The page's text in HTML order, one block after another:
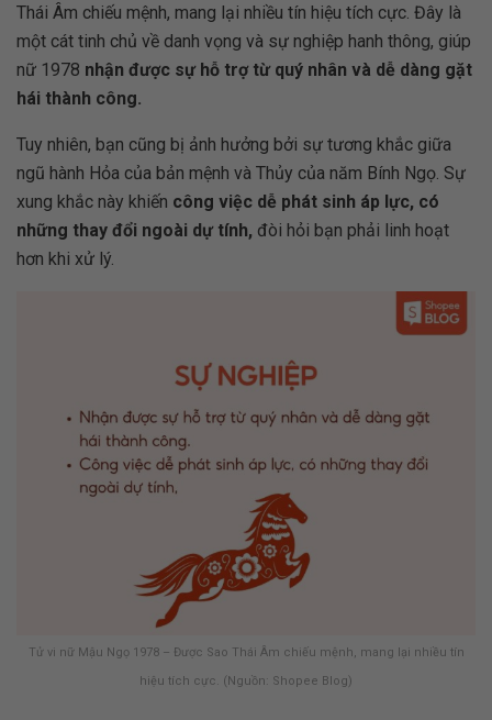
Thái Âm chiếu mệnh, mang lại nhiều tín hiệu tích cực. Đây là
một cát tinh chủ về danh vọng và sự nghiệp hanh thông, giúp
nữ 1978 nhận được sự hỗ trợ từ quý nhân và dễ dàng gặt
hái thành công.
Tuy nhiên, bạn cũng bị ảnh hưởng bởi sự tương khắc giữa
ngũ hành Hỏa của bản mệnh và Thủy của năm Bính Ngọ. Sự
xung khắc này khiến công việc dễ phát sinh áp lực, có
những thay đổi ngoài dự tính, đòi hỏi bạn phải linh hoạt
hơn khi xử lý.
Tử vi nữ Mậu Ngọ 1978 – Được Sao Thái Âm chiếu mệnh, mang lại nhiều tín
hiệu tích cực. (Nguồn: Shopee Blog)